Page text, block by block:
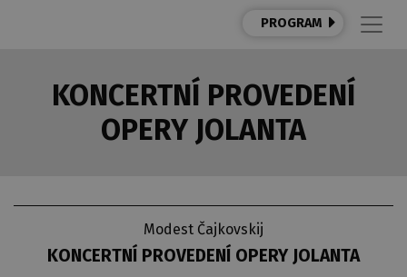
PROGRAM
KONCERTNÍ PROVEDENÍ
OPERY JOLANTA
Modest Čajkovskij
KONCERTNÍ PROVEDENÍ OPERY JOLANTA